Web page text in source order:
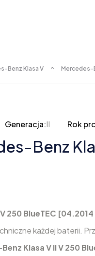
Benz Klasa V Mercedes-
Generacja:II Rok
Benz
250 BlueTEC
każdej baterii.
Klasa V II V 250